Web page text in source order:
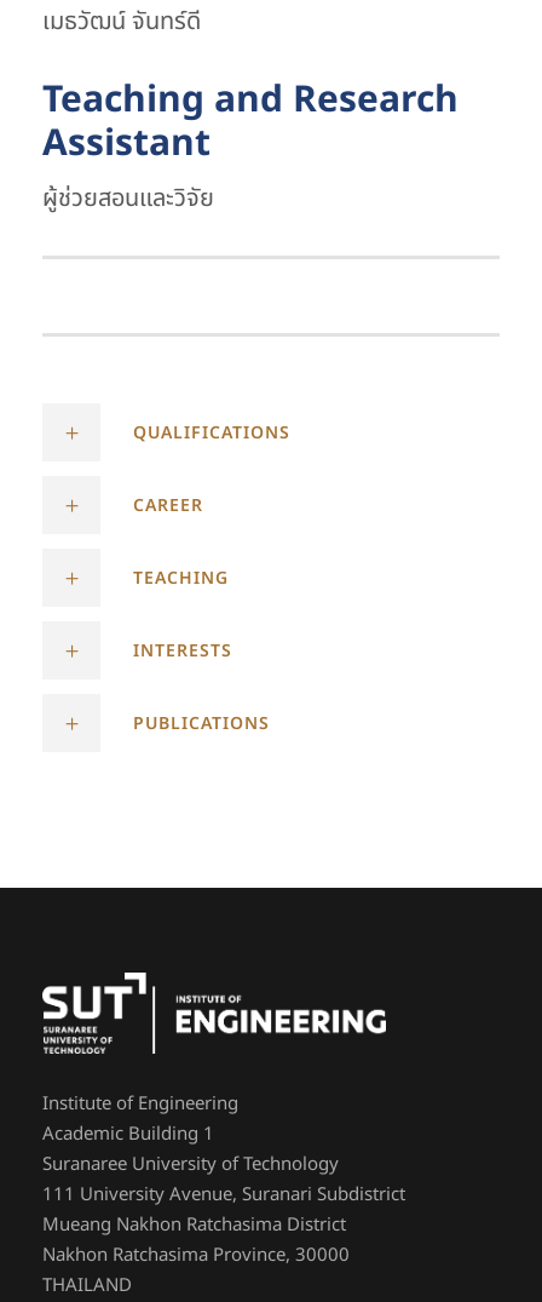
เมธวัฒน์ จันทร์ดี
Teaching and Research
Assistant
ผู้ช่วยสอนและวิจัย
QUALIFICATIONS
CAREER
TEACHING
INTERESTS
PUBLICATIONS
Institute of Engineering
Academic Building 1
Suranaree University of Technology
111 University Avenue, Suranari Subdistrict
Mueang Nakhon Ratchasima District
Nakhon Ratchasima Province, 30000
THAILAND